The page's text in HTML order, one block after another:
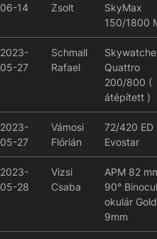
06-14
Zsolt
SkyMax
150/1800
2023-
05-27
Schmall
Rafael
Quattro
200/800 (
átépített )
2023-
05-27
Vámosi
Flórián
72/420 ED
Evostar
2023-
05-28
Vizsi
Csaba
APM 82
90°
okulár
9mm